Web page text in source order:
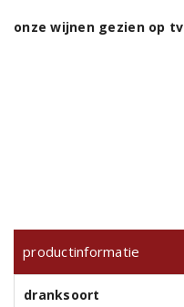
onze wijnen gezien op tv
productinformatie
dranksoort